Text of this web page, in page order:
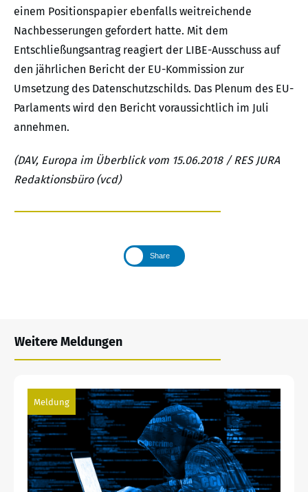
einem Positionspapier ebenfalls weitreichende
Nachbesserungen gefordert hatte. Mit dem
Entschließungsantrag reagiert der LIBE-Ausschuss auf
den jährlichen Bericht der EU-Kommission zur
Umsetzung des Datenschutzschilds. Das Plenum des EU-
Parlaments wird den Bericht voraussichtlich im Juli
annehmen.
(DAV, Europa im Überblick vom 15.06.2018 / RES JURA
Redaktionsbüro (vcd)
Share
Weitere Meldungen
Meldung